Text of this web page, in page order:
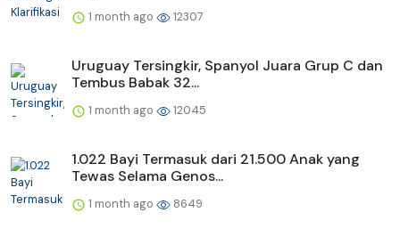
1 month ago 12307
Uruguay Tersingkir, Spanyol Juara Grup C dan
Tembus Babak 32...
1 month ago 12045
1.022 Bayi Termasuk dari 21.500 Anak yang
Tewas Selama Genos...
1 month ago 8649